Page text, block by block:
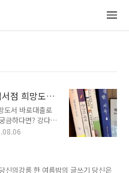
점 희망도서
도서 바로대출로
금하다면? 강다방
책을 살펴보세
반납 할 수 있습
content 강원특
신의강릉 한 여름밤의 글쓰기 당신은